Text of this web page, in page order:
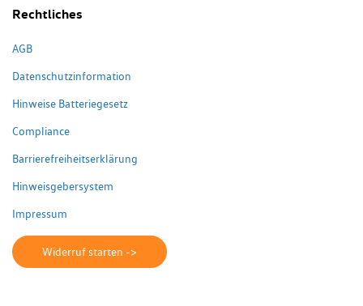
Rechtliches
AGB
Datenschutzinformation
Hinweise Batteriegesetz
Compliance
Barrierefreiheitserklärung
Hinweisgebersystem
Impressum
Widerruf starten ->